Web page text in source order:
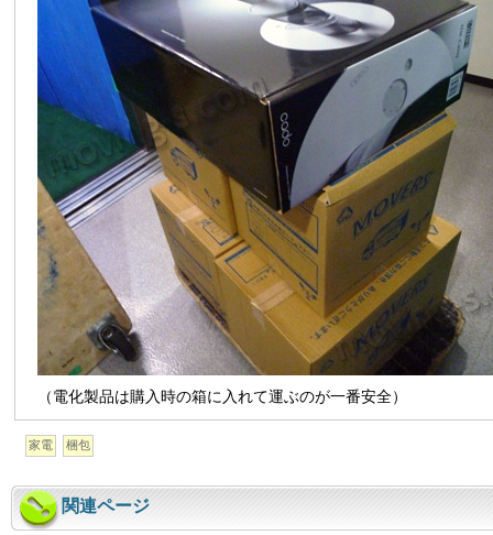
（電化製品は購入時の箱に入れて運ぶのが一番安全）
家電 梱包
関連ページ